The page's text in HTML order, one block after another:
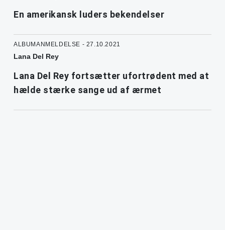
En amerikansk luders bekendelser
ALBUMANMELDELSE - 27.10.2021
Lana Del Rey
Lana Del Rey fortsætter ufortrødent med at
hælde stærke sange ud af ærmet